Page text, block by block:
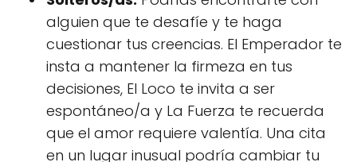
alguien que te desafíe y te haga
cuestionar tus creencias. El Emperador te
insta a mantener la firmeza en tus
decisiones, El Loco te invita a ser
espontáneo/a y La Fuerza te recuerda
que el amor requiere valentía. Una cita
en un lugar inusual podría cambiar tu